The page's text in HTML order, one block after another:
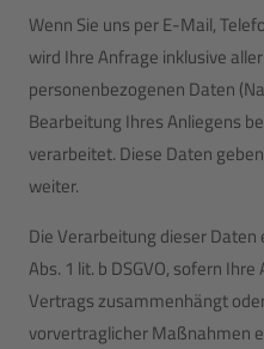
Wenn Sie uns per E-Mail,
wird Ihre Anfrage inklusive
personenbezogenen Daten
Bearbeitung Ihres Anliegens
verarbeitet. Diese Daten
weiter.
Die Verarbeitung dieser
Abs. 1 lit. b DSGVO, sofern
Vertrags zusammenhängt
vorvertraglicher Maßnahmen